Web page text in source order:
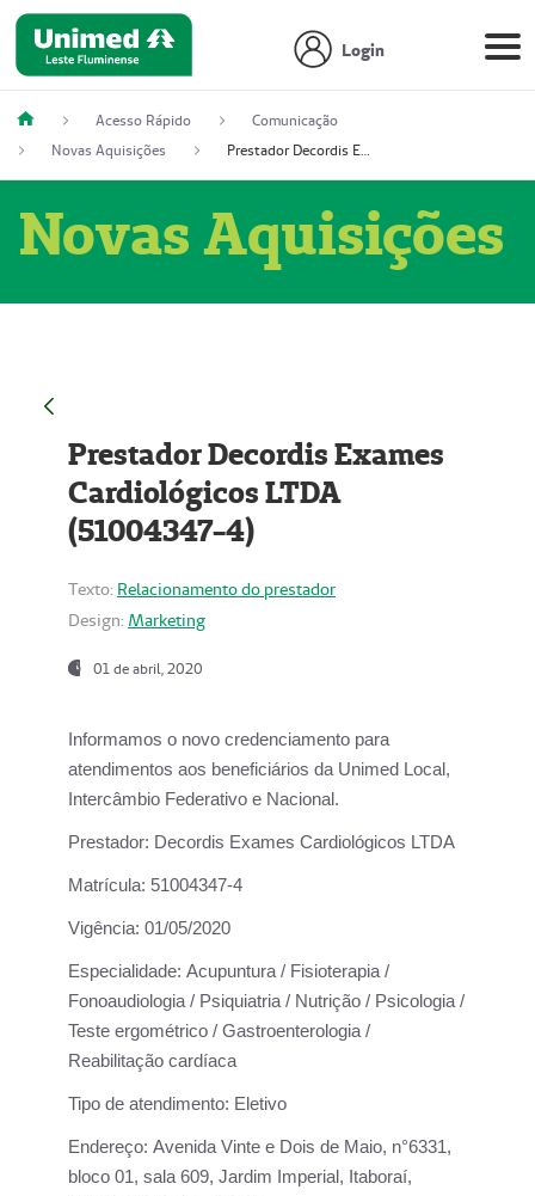
Login
Acesso Rápido
Comunicação
Novas Aquisições
Prestador Decordis Exames Cardiológicos LTDA (51004347-4)
Novas Aquisições
Prestador Decordis Exames
Cardiológicos LTDA
(51004347-4)
Texto: Relacionamento do prestador
Design: Marketing
01 de abril, 2020
Informamos o novo credenciamento para
atendimentos aos beneficiários da Unimed Local,
Intercâmbio Federativo e Nacional.
Prestador: Decordis Exames Cardiológicos LTDA
Matrícula: 51004347-4
Vigência: 01/05/2020
Especialidade: Acupuntura / Fisioterapia /
Fonoaudiologia / Psiquiatria / Nutrição / Psicologia /
Teste ergométrico / Gastroenterologia /
Reabilitação cardíaca
Tipo de atendimento: Eletivo
Endereço: Avenida Vinte e Dois de Maio, n°6331,
bloco 01, sala 609, Jardim Imperial, Itaboraí,